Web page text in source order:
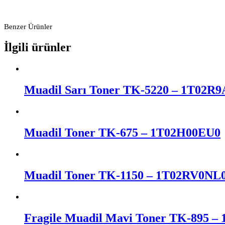
Benzer Ürünler
İlgili ürünler
Muadil Sarı Toner TK-5220 –
Muadil Toner TK-675 – 1T02H00EU0
Muadil Toner TK-1150 –
Fragile Muadil Mavi Toner TK-895 –